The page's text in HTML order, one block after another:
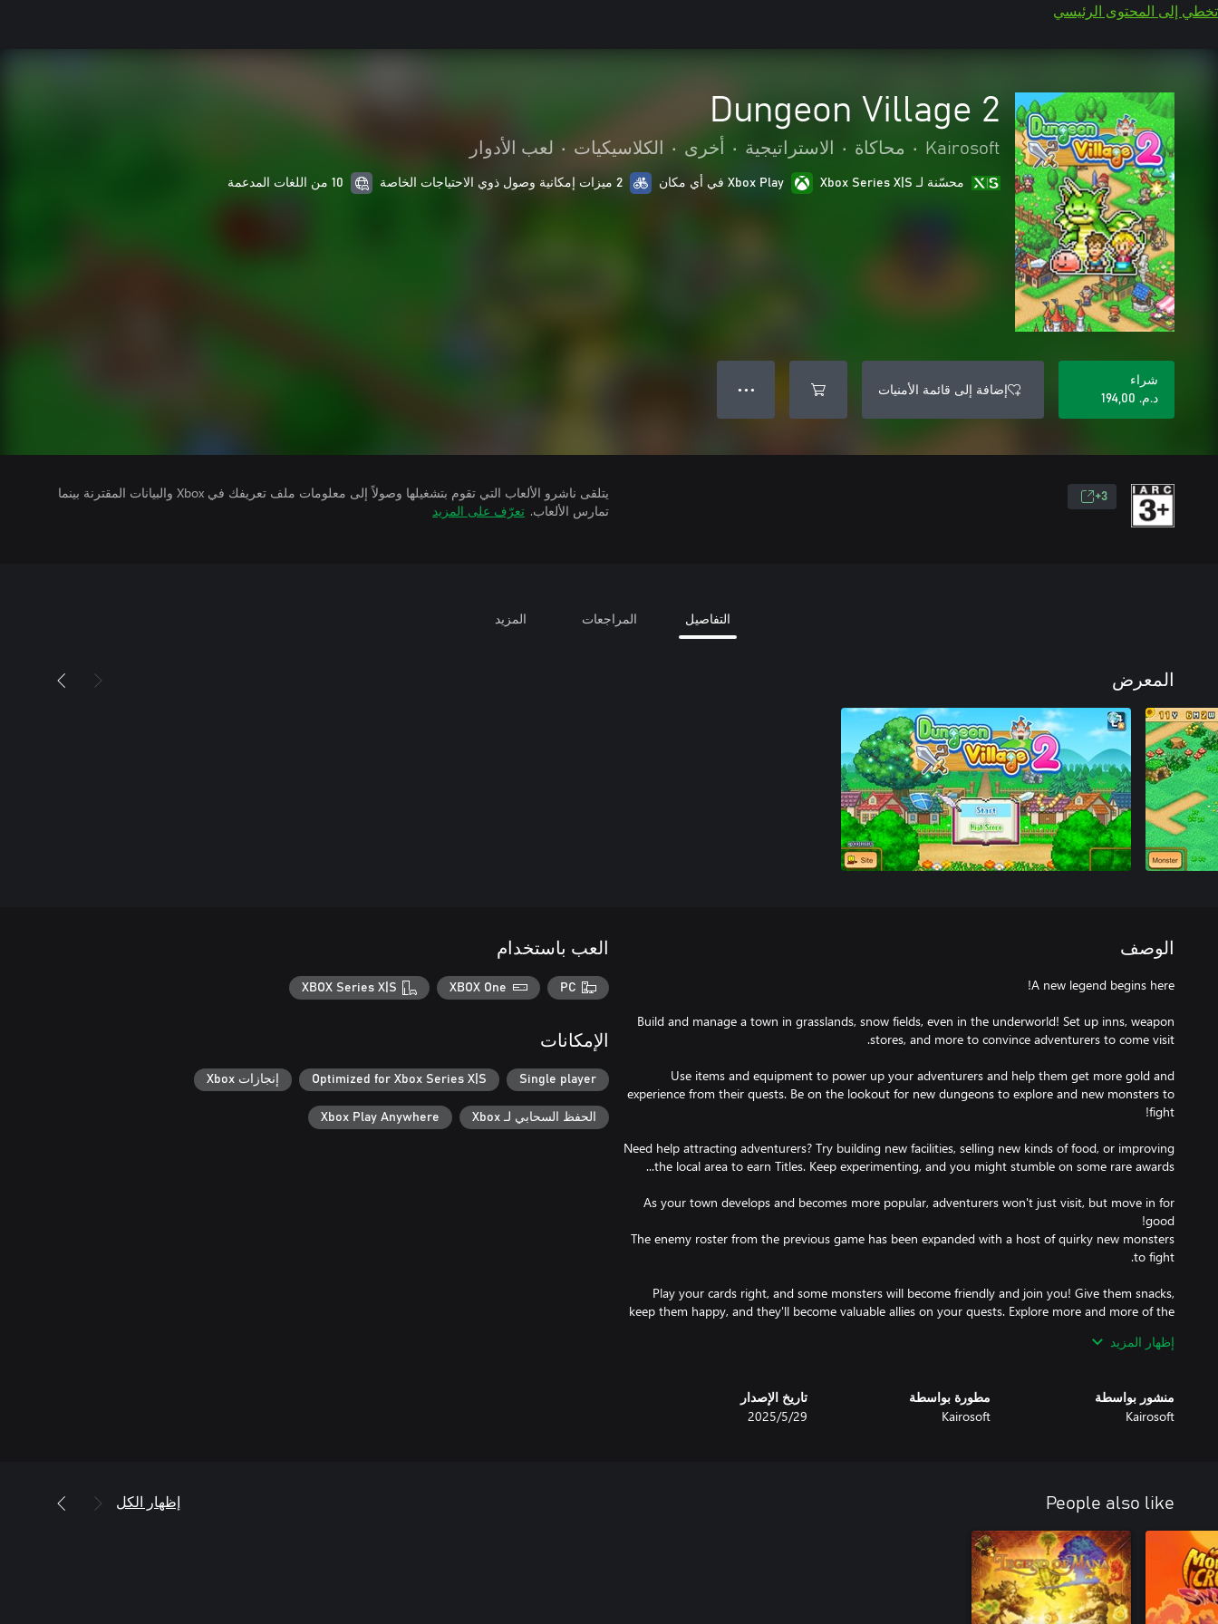
تخطي إلى المحتوى الرئيسي
Dungeon Village 2
Kairosoft
• محاكاة • الاستراتيجية • أخرى • الكلاسيكيات • لعب الأدوار
محسّنة لـ Xbox Series X|S Xbox Play في أي مكان 2 ميزات إمكانية وصول ذوي الاحتياجات الخاصة 10 من اللغات المدعمة
شراء
د.م.‏ 194,00
إضافة إلى قائمة الأمنيات ● ● ●
3+
يتلقى ناشرو الألعاب التي تقوم بتشغيلها وصولاً إلى معلومات ملف تعريفك في Xbox والبيانات المقترنة بينما
تمارس الألعاب. تعرّف على المزيد
التفاصيل المراجعات المزيد
المعرض
الوصف
Build and manage a town in grasslands, snow fields, even in the underworld! Set up inns, weapon
Use items and equipment to power up your adventurers and help them get more gold and
experience from their quests. Be on the lookout for new dungeons to explore and new monsters to
Need help attracting adventurers? Try building new facilities, selling new kinds of food, or improving
As your town develops and becomes more popular, adventurers won't just visit, but move in for
The enemy roster from the previous game has been expanded with a host of quirky new monsters
Play your cards right, and some monsters will become friendly and join you! Give them snacks,
keep them happy, and they'll become valuable allies on your quests. Explore more and more of the
Rise through the ranks and create the greatest town the kingdom has ever seen!
إظهار المزيد
منشور بواسطة
Kairosoft
مطورة بواسطة
Kairosoft
تاريخ الإصدار
29‏/5‏/2025
العب باستخدام
PC
XBOX One
XBOX Series X|S
الإمكانات
Single player
Optimized for Xbox Series X|S إنجازات Xbox
الحفظ السحابي لـ Xbox Xbox Play Anywhere
People also like إظهار الكل